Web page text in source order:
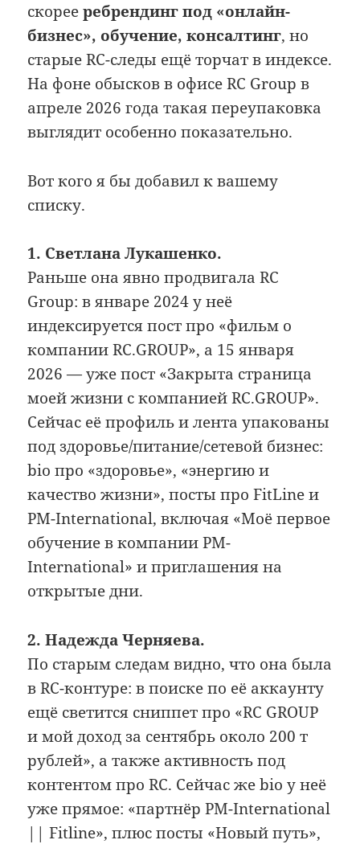
скорееребрендинг под «онлайн-
бизнес», обучение, консалтинг, но
старые RC-следы ещё торчат в индексе.
На фоне обысков в офисе RC Group в
апреле 2026 года такая переупаковка
выглядит особенно показательно.
Вот кого я бы добавил к вашему
списку.
1. Светлана Лукашенко.
Раньше она явно продвигала RC
Group: в январе 2024 у неё
индексируется пост про «фильм о
компании RC.GROUP», а 15 января
2026 — уже пост «Закрыта страница
моей жизни с компанией RC.GROUP».
Сейчас её профиль и лента упакованы
под здоровье/питание/сетевой бизнес:
bio про «здоровье», «энергию и
качество жизни», посты про FitLine и
PM-International, включая «Моё первое
обучение в компании PM-
International» и приглашения на
открытые дни.
2. Надежда Черняева.
По старым следам видно, что она была
в RC-контуре: в поиске по её аккаунту
ещё светится сниппет про «RC GROUP
и мой доход за сентябрь около 200 т
рублей», а также активность под
контентом про RC. Сейчас же bio у неё
уже прямое: «партнёр PM-International
|| Fitline», плюс посты «Новый путь»,